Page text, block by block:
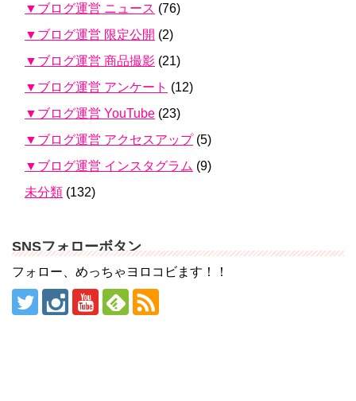
▼ブログ運営 ニュース (76)
▼ブログ運営 限定公開 (2)
▼ブログ運営 商品撮影 (21)
▼ブログ運営 アンケート (12)
▼ブログ運営 YouTube (23)
▼ブログ運営 アクセスアップ(5)
▼ブログ運営 インスタグラム (9)
未分類 (132)
SNSフォローボタン
フォロー、めっちゃヨロコビます！！